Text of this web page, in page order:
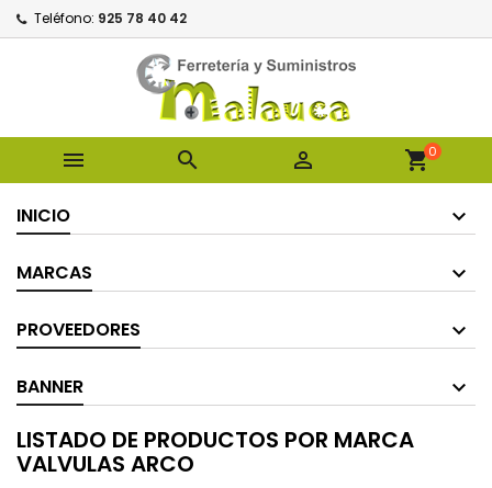
Teléfono: 925 78 40 42
   shopping_cart0
INICIO
MARCAS
PROVEEDORES
BANNER
LISTADO DE PRODUCTOS POR MARCA
VALVULAS ARCO